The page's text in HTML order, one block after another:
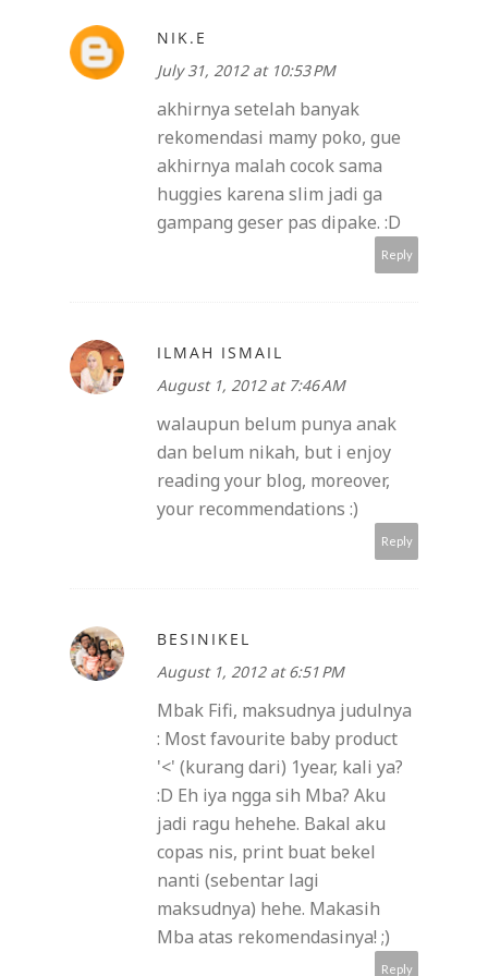
NIK.E
July 31, 2012 at 10:53 PM
akhirnya setelah banyak
rekomendasi mamy poko, gue
akhirnya malah cocok sama
huggies karena slim jadi ga
gampang geser pas dipake. :D
Reply
ILMAH ISMAIL
August 1, 2012 at 7:46 AM
walaupun belum punya anak
dan belum nikah, but i enjoy
reading your blog, moreover,
your recommendations :)
Reply
BESINIKEL
August 1, 2012 at 6:51 PM
Mbak Fifi, maksudnya judulnya
: Most favourite baby product
'<' (kurang dari) 1year, kali ya?
:D Eh iya ngga sih Mba? Aku
jadi ragu hehehe. Bakal aku
copas nis, print buat bekel
nanti (sebentar lagi
maksudnya) hehe. Makasih
Mba atas rekomendasinya! ;)
Reply